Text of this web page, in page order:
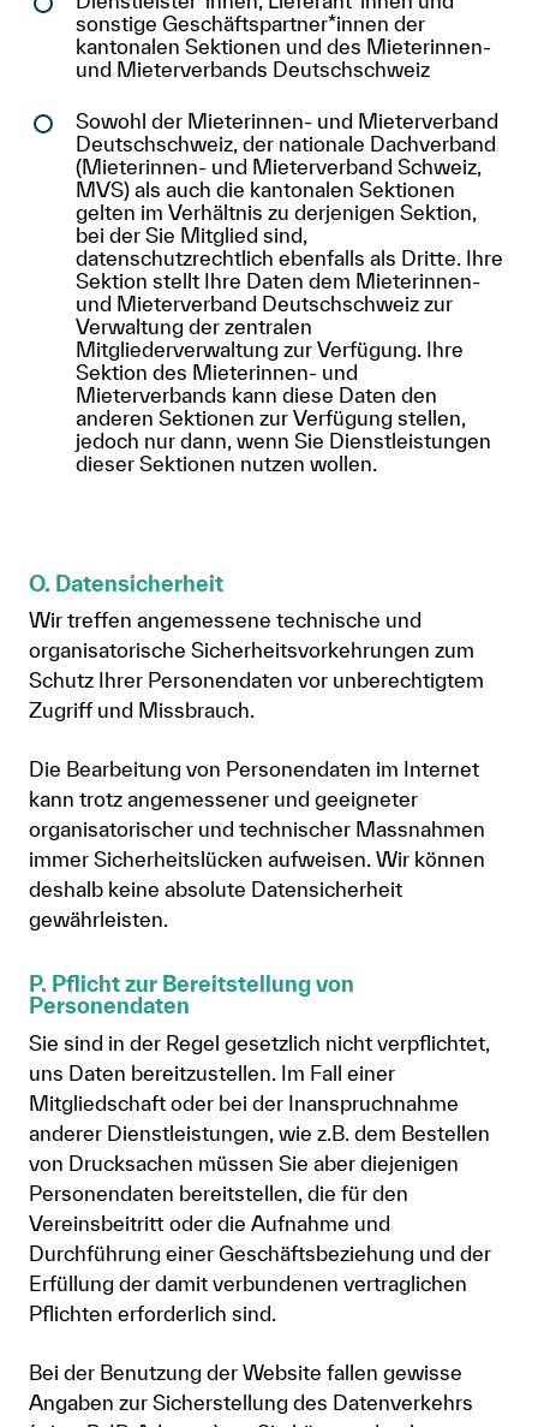
sonstige Geschäftspartner*innen der
kantonalen Sektionen und des Mieterinnen-
und Mieterverbands Deutschschweiz
Sowohl der Mieterinnen- und Mieterverband
Deutschschweiz, der nationale Dachverband
(Mieterinnen- und Mieterverband Schweiz,
MVS) als auch die kantonalen Sektionen
gelten im Verhältnis zu derjenigen Sektion,
bei der Sie Mitglied sind,
datenschutzrechtlich ebenfalls als Dritte. Ihre
Sektion stellt Ihre Daten dem Mieterinnen-
und Mieterverband Deutschschweiz zur
Verwaltung der zentralen
Mitgliederverwaltung zur Verfügung. Ihre
Sektion des Mieterinnen- und
Mieterverbands kann diese Daten den
anderen Sektionen zur Verfügung stellen,
jedoch nur dann, wenn Sie Dienstleistungen
dieser Sektionen nutzen wollen.
O. Datensicherheit
Wir treffen angemessene technische und
organisatorische Sicherheitsvorkehrungen zum
Schutz Ihrer Personendaten vor unberechtigtem
Zugriff und Missbrauch.
Die Bearbeitung von Personendaten im Internet
kann trotz angemessener und geeigneter
organisatorischer und technischer Massnahmen
immer Sicherheitslücken aufweisen. Wir können
deshalb keine absolute Datensicherheit
gewährleisten.
P. Pflicht zur Bereitstellung von
Personendaten
Sie sind in der Regel gesetzlich nicht verpflichtet,
uns Daten bereitzustellen. Im Fall einer
Mitgliedschaft oder bei der Inanspruchnahme
anderer Dienstleistungen, wie z.B. dem Bestellen
von Drucksachen müssen Sie aber diejenigen
Personendaten bereitstellen, die für den
Vereinsbeitritt oder die Aufnahme und
Durchführung einer Geschäftsbeziehung und der
Erfüllung der damit verbundenen vertraglichen
Pflichten erforderlich sind.
Bei der Benutzung der Website fallen gewisse
Angaben zur Sicherstellung des Datenverkehrs